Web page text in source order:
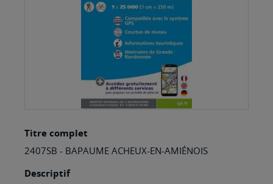
to
the
beginning
Titre complet
2407SB - BAPAUME ACHEUX-EN-AMIÉNOIS
Descriptif